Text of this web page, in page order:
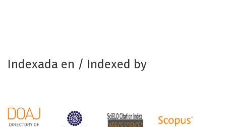
Indexada en / Indexed by